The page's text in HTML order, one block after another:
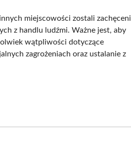
miejscowości zostali zachęceni
z handlu ludźmi. Ważne jest, aby
wątpliwości dotyczące
zagrożeniach oraz ustalanie z